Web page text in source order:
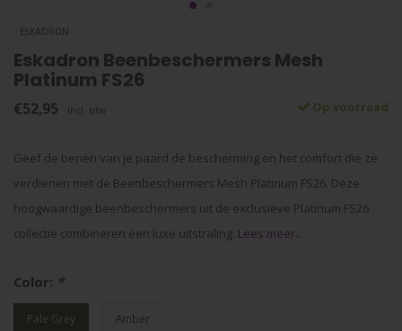
ESKADRON
Eskadron Beenbeschermers Mesh
Platinum FS26
€52,95 Incl. btw Op voorraad
Geef de benen van je paard de bescherming en het comfort die ze
verdienen met de Beenbeschermers Mesh Platinum FS26. Deze
hoogwaardige beenbeschermers uit de exclusieve Platinum FS26
collectie combineren een luxe uitstraling. Lees meer..
Color: *
Pale Grey Amber